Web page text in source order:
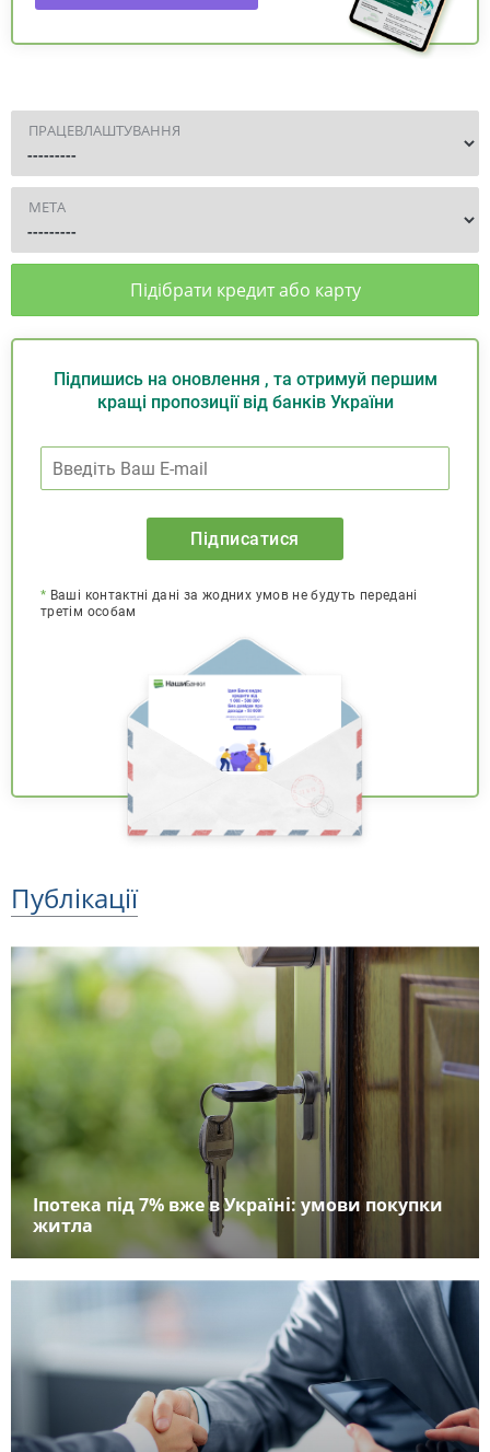
ПРАЦЕВЛАШТУВАННЯ
МЕТА
Підібрати кредит або карту
Підпишись на оновлення , та отримуй першим
кращі пропозиції від банків України
Підписатися
* Ваші контактні дані за жодних умов не будуть передані
третім особам
Публікації
Іпотека під 7% вже в Україні: умови покупки
житла